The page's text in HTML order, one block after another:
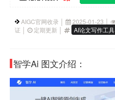
AIGC官网收录 │ 2025-01-23 │
证 │
定期更新 │ AI论文写作工具
智学Ai 图文介绍：